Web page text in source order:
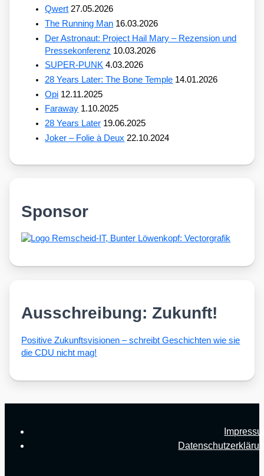
Qwert 27.05.2026
The Running Man 16.03.2026
Der Astronaut: Project Hail Mary – Rezension und
Pressekonferenz 10.03.2026
SUPER-PUNK 4.03.2026
28 Years Later: The Bone Temple 14.01.2026
Opi 12.11.2025
Faraway 1.10.2025
28 Years Later 19.06.2025
Joker – Folie à Deux 22.10.2024
Sponsor
Ausschreibung: Zukunft!
Posi­ti­ve Zukunfts­vi­sio­nen – schreibt Geschich­ten wie sie
die CDU nicht mag!